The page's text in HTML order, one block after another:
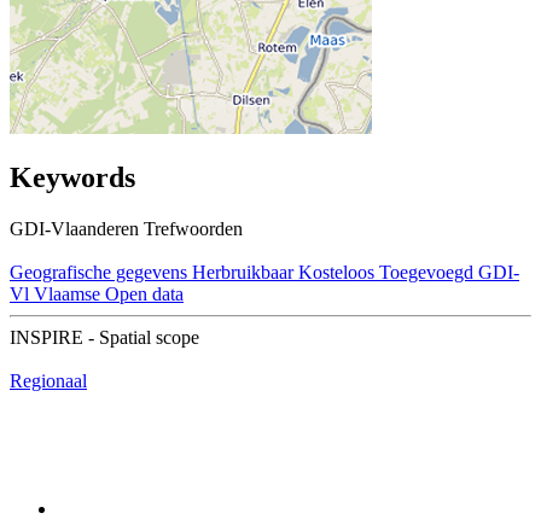
Keywords
GDI-Vlaanderen Trefwoorden
Geografische gegevens Herbruikbaar Kosteloos Toegevoegd GDI-
Vl Vlaamse Open data
INSPIRE - Spatial scope
Regionaal